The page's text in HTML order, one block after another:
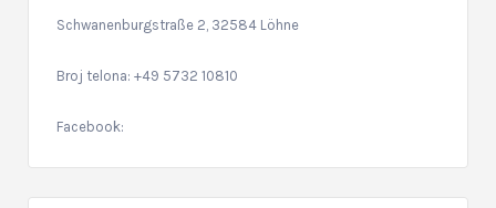
Schwanenburgstraße 2, 32584 Löhne
Broj telona: +49 5732 10810
Facebook: